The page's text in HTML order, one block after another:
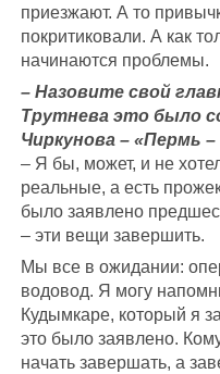
приезжают. А то
покритиковали. А как
начинаются проблемы.
– Назовите свой
Трутнева это было
Чиркунова – «Пермь
– Я бы, может, и не
реальные, а есть
было заявлено
– эти вещи завершить.
Мы все в ожидании:
водовод. Я могу
Кудымкаре, который я
это было заявлено.
начать завершать, а